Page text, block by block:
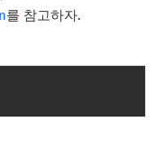
를 참고하자.